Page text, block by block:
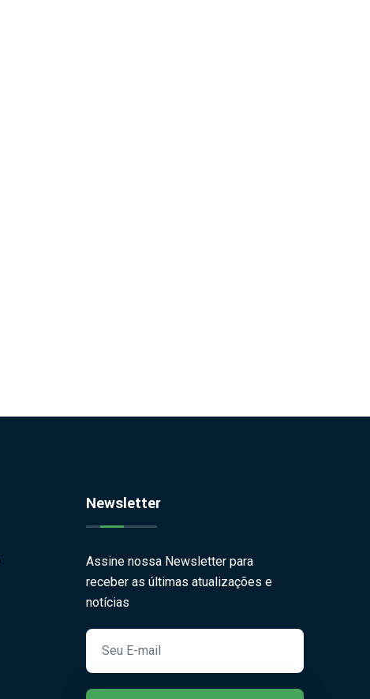
Newsletter
Assine nossa Newsletter para
receber as últimas atualizações e
notícias